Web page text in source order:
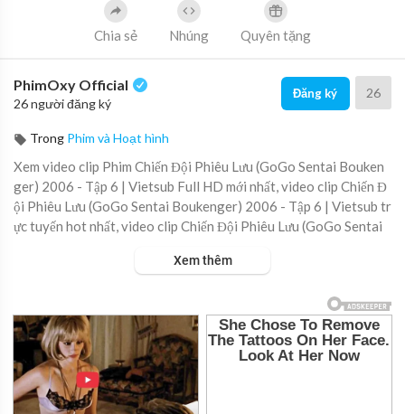
Chia sẻ Nhúng Quyên tặng
PhimOxy Official
26 người đăng ký
Đăng ký 26
Trong Phim và Hoạt hình
⁣Xem video clip Phim ⁣Chiến Đội Phiêu Lưu (GoGo Sentai Bouken
ger) 2006 - Tập 6 | Vietsub Full HD mới nhất, video clip ⁣Chiến Đ
ội Phiêu Lưu (GoGo Sentai Boukenger) 2006 - Tập 6 | Vietsub tr
ực tuyến hot nhất, video clip ⁣Chiến Đội Phiêu Lưu (GoGo Sentai
Xem thêm